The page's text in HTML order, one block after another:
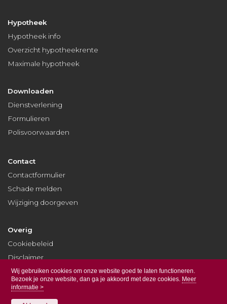
Wij gebruiken cookies om onze website goed te laten functioneren.
Bezoek je onze website, dan ga je akkoord met deze cookies. Meer
informatie >
Hypotheek
Hypotheek info
Overzicht hypotheekrente
Maximale hypotheek
Downloaden
Dienstverlening
Formulieren
Polisvoorwaarden
Contact
Contactformulier
Schade melden
Wijziging doorgeven
Overig
Cookiebeleid
Disclaimer
Privacy